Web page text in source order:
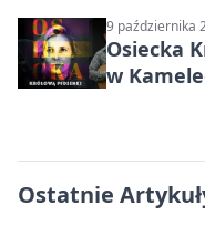
9 października
Osiecka
w
Ostatnie